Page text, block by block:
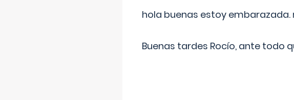
hola buenas estoy
Buenas tardes Rocío, ante todo